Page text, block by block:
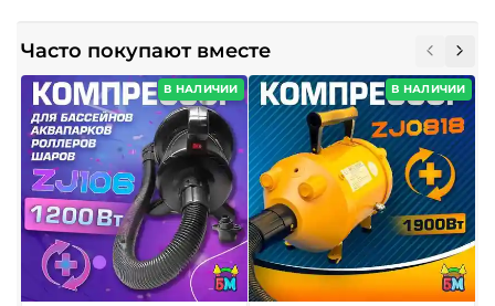
Часто покупают вместе
В НАЛИЧИИ В НАЛИЧИИ